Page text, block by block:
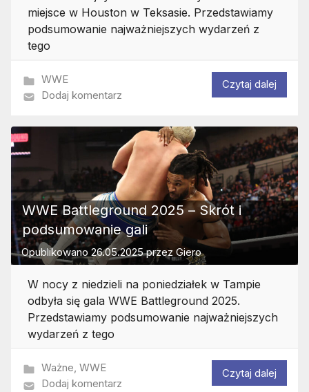
miejsce w Houston w Teksasie. Przedstawiamy
podsumowanie najważniejszych wydarzeń z
tego
WWE
Dodaj komentarz
Czytaj dalej
WWE Battleground 2025 – Skrót i
podsumowanie gali
Opublikowano 26.05.2025przez Giero
W nocy z niedzieli na poniedziałek w Tampie
odbyła się gala WWE Battleground 2025.
Przedstawiamy podsumowanie najważniejszych
wydarzeń z tego
Ważne, WWE
Dodaj komentarz
Czytaj dalej